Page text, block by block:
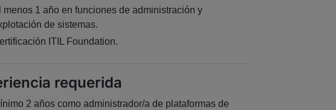
menos 1 año en funciones de administración y
de sistemas.
ITIL Foundation.
requerida
2 años como administrador/a de plataformas de